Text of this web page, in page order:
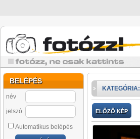
BELÉPÉS
név
jelszó
Automatikus belépés
KATEGÓRIA:
ELŐZŐ KÉP